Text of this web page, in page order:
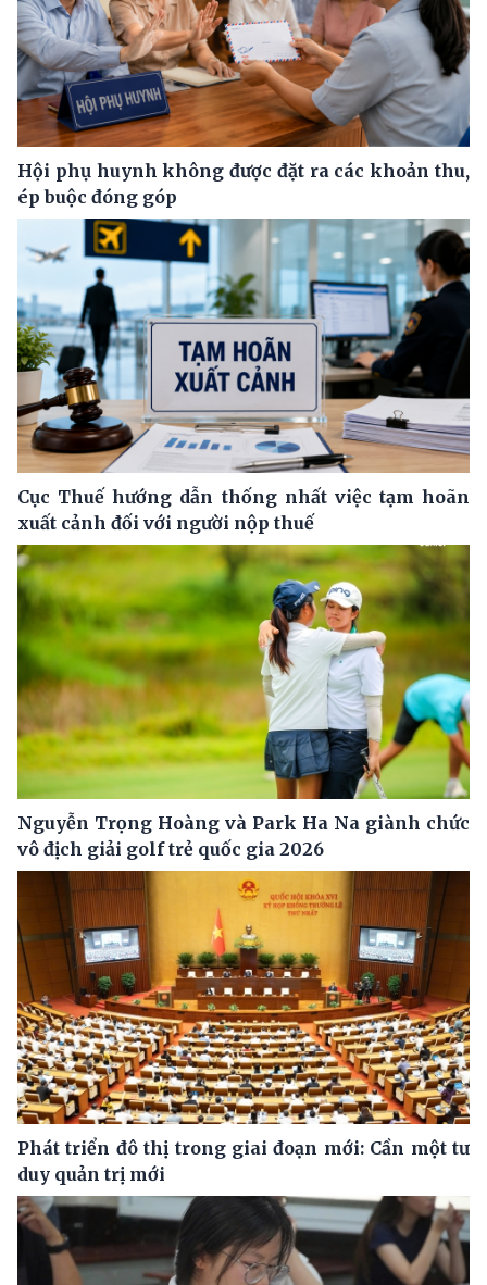
Hội phụ huynh không được đặt ra các khoản thu,
ép buộc đóng góp
Cục Thuế hướng dẫn thống nhất việc tạm hoãn
xuất cảnh đối với người nộp thuế
Nguyễn Trọng Hoàng và Park Ha Na giành chức
vô địch giải golf trẻ quốc gia 2026
Phát triển đô thị trong giai đoạn mới: Cần một tư
duy quản trị mới